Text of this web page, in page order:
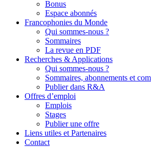
Bonus
Espace abonnés
Francophonies du Monde
Qui sommes-nous ?
Sommaires
La revue en PDF
Recherches & Applications
Qui sommes-nous ?
Sommaires, abonnements et
Publier dans R&A
Offres d’emploi
Emplois
Stages
Publier une offre
Liens utiles et Partenaires
Contact